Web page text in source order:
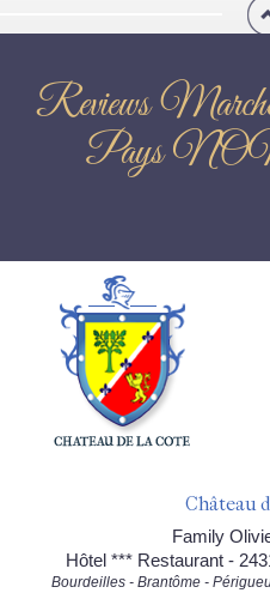
Reviews Marché
Pays
Château
Family
Hôtel *** Restaurant -
Bourdeilles - Brantôme -